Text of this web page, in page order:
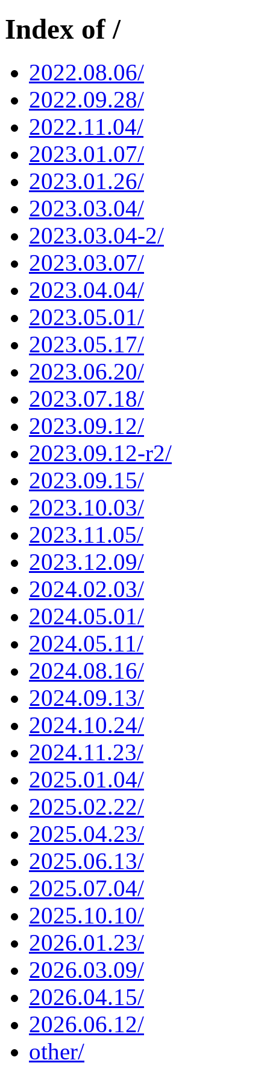
Index of /
2022.08.06/
2022.09.28/
2022.11.04/
2023.01.07/
2023.01.26/
2023.03.04/
2023.03.04-2/
2023.03.07/
2023.04.04/
2023.05.01/
2023.05.17/
2023.06.20/
2023.07.18/
2023.09.12/
2023.09.12-r2/
2023.09.15/
2023.10.03/
2023.11.05/
2023.12.09/
2024.02.03/
2024.05.01/
2024.05.11/
2024.08.16/
2024.09.13/
2024.10.24/
2024.11.23/
2025.01.04/
2025.02.22/
2025.04.23/
2025.06.13/
2025.07.04/
2025.10.10/
2026.01.23/
2026.03.09/
2026.04.15/
2026.06.12/
other/